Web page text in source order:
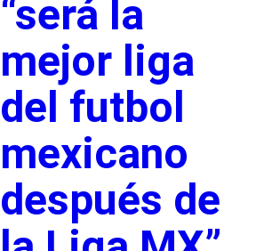
“será la
mejor liga
del futbol
mexicano
después de